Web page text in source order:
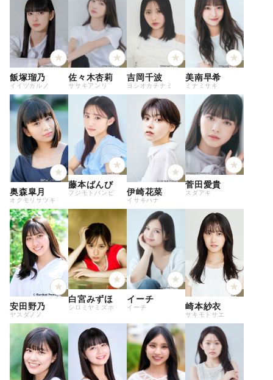
飯塚瑠乃
イイヅカルノ
佐々木杏莉
ササキアンリ
吉岡千波
ヨシオカチナミ
美南早希
ミナミサキ
奥森皐月
オクモリサツキ
藤本ばんび
フジモトバンビ 伊崎花菜
イサキハナ
菅田愛貴
スダアキ
安田野乃
ヤスダノノ
白宮みずほ
シロミヤミズホ
イーチ
イーチ 崎本紗衣
サキモトサエ